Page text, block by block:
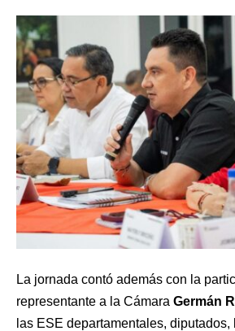
La jornada contó además con la
representante a la Cámara Germán
las ESE departamentales,